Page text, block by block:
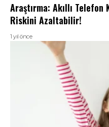
Araştırma: Akıllı Telefon
Riskini Azaltabilir!
1 yıl önce